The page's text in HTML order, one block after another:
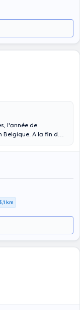
l'année de
Belgique. A la fin de
Pendant
adultes,
relationnelle.
relationnels,
troubles
du langage, etc.
l'importance de
peu d'aide durant
des troubles
crée le centre de
proposer un
années de l'enfant
km